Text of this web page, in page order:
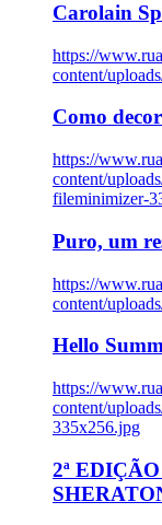
Carolain
https://
content/
Como
https://
content/
fileminimizer-
Puro, um
https://
content/
Hello
https://
content/
335x256.jpg
2ª